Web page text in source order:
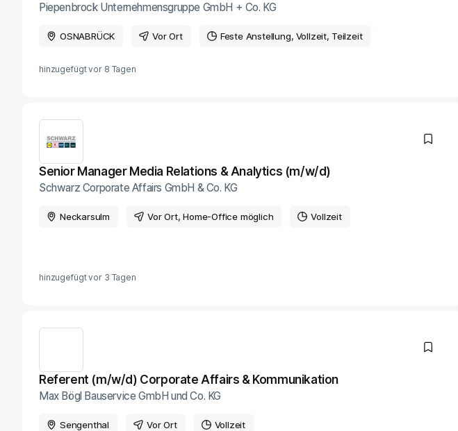
Piepenbrock Unternehmensgruppe GmbH + Co. KG
OSNABRÜCK Vor Ort Feste Anstellung Vollzeit Teilzeit
hinzugefügt vor 8 Tagen
Senior Manager Media Relations & Analytics (m/w/d)
Schwarz Corporate Affairs GmbH & Co. KG
Neckarsulm Vor Ort, Home-Office möglich Vollzeit
hinzugefügt vor 3 Tagen
Referent (m/w/d) Corporate Affairs & Kommunikation
Max Bögl Bauservice GmbH und Co. KG
Sengenthal Vor Ort Vollzeit